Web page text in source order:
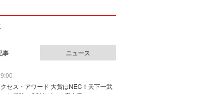
事 ニュース
セス・アワード 大賞はNEC！天下一武